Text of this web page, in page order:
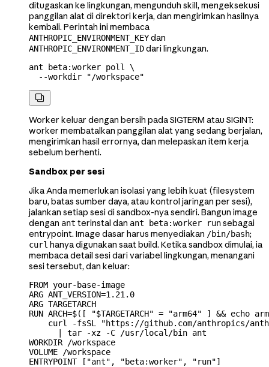
ditugaskan ke lingkungan, mengunduh skill, mengeksekusi
panggilan alat di direktori kerja, dan mengirimkan hasilnya
kembali. Perintah ini membaca
ANTHROPIC_ENVIRONMENT_KEYdan
ANTHROPIC_ENVIRONMENT_IDdari lingkungan.
ant beta:worker poll
\
  --workdir
"/workspace"

Worker keluar dengan bersih pada SIGTERM atau SIGINT:
worker membatalkan panggilan alat yang sedang berjalan,
mengirimkan hasil errornya, dan melepaskan item kerja
sebelum berhenti.
Sandbox per sesi
Jika Anda memerlukan isolasi yang lebih kuat (filesystem
baru, batas sumber daya, atau kontrol jaringan per sesi),
jalankan setiap sesi di sandbox-nya sendiri. Bangun image
dengan ant terinstal dan ant beta:worker runsebagai
entrypoint. Image dasar harus menyediakan /bin/bash;
curl hanya digunakan saat build. Ketika sandbox dimulai, ia
membaca detail sesi dari variabel lingkungan, menangani
sesi tersebut, dan keluar:
FROM your-base-image
ARG ANT_VERSION=1.21.0
ARG TARGETARCH
RUN ARCH=$([ "$TARGETARCH" = "arm64" ] && echo
curl -fsSL "https://github.com/anthropics/
      | tar -xz -C /usr/local/bin ant
WORKDIR /workspace
VOLUME /workspace
ENTRYPOINT ["ant", "beta:worker", "run"]